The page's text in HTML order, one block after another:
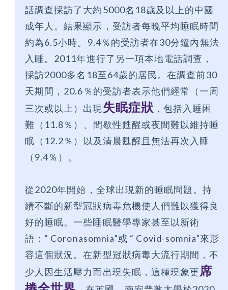
話調查採訪了大約5000名18歲及以上的中國
成年人。結果顯示，受訪者每晚平均睡眠時間
約為6.5小時。9.4％的受訪者在30分鐘內無法
入睡。2011年進行了另一項本地電話調查，
採訪2000多名18至64歲的居民。在調查前30
天期間，20.6％的受訪者表示他們經常（一周
三次或以上）出現失眠症狀 ，包括入睡困
難（11.8％）、間歇性甦醒或夜間難以維持睡
眠（12.2％）以及清晨甦醒且無法再次入睡
（9.4％）。
從2020年開始，全球出現新的睡眠問題。持
續不斷的新型冠狀病毒危機使人們難以獲得良
好的睡眠。一些睡眠醫學專家甚至以新術
語：“ Coronasomnia”或 “ Covid-somnia”來形
容這個狀況。在新型冠狀病毒大流行期間，不
少人因生活壓力而出現失眠，這種現象更席